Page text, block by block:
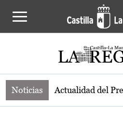
Noticias de la
Noticias Actualidad del